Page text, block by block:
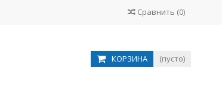
Сравнить (0)
КОРЗИНА (пусто)